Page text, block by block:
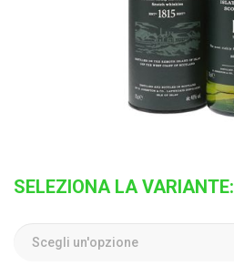
SELEZIONA LA VARIANTE: